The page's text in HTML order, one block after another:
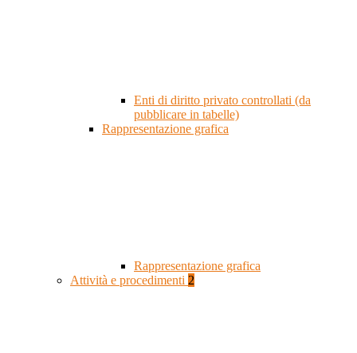
Enti di diritto privato controllati (da
pubblicare in tabelle)
Rappresentazione grafica
Rappresentazione grafica
Attività e procedimenti 2